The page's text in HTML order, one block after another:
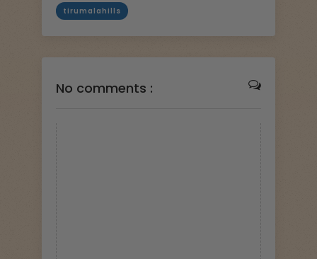
tirumalahills
No comments :